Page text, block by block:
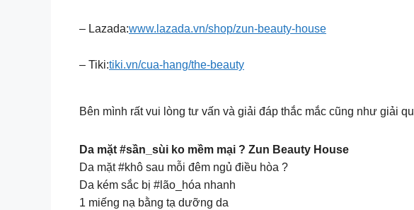
– Lazada:www.lazada.vn/shop/zun-beauty-house
– Tiki:tiki.vn/cua-hang/the-beauty
Bên mình rất vui lòng tư vấn và giải đáp thắc mắc cũng như giải
Da mặt #sần_sùi ko mềm mại ? Zun Beauty House
Da mặt #khô sau mỗi đêm ngủ điều hòa ?
Da kém sắc bị #lão_hóa nhanh
1 miếng nạ bằng tạ dưỡng da